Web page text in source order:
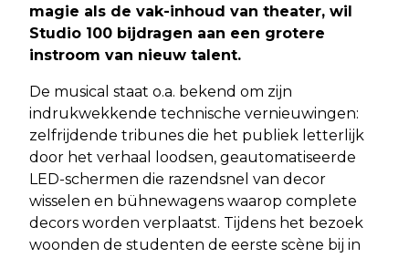
magie als de vak-inhoud van theater, wil
Studio 100 bijdragen aan een grotere
instroom van nieuw talent.
De musical staat o.a. bekend om zijn
indrukwekkende technische vernieuwingen:
zelfrijdende tribunes die het publiek letterlijk
door het verhaal loodsen, geautomatiseerde
LED-schermen die razendsnel van decor
wisselen en bühnewagens waarop complete
decors worden verplaatst. Tijdens het bezoek
woonden de studenten de eerste scène bij in